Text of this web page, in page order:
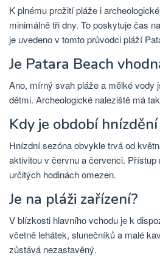
K plnému prožití pláže i
minimálně tři dny. To poskytuje čas
je uvedeno v tomto průvodci pláží
Je Patara Beach
Ano, mírný svah pláže a mělké vody
dětmi. Archeologické naleziště má
Kdy je období
Hnízdní sezóna obvykle trvá od
aktivitou v červnu a červenci. Přístup
určitých hodinách omezen.
Je na pláži zařízení?
V blízkosti hlavního vchodu je k
včetně lehátek, slunečníků a malé
zůstává nezastavěný.